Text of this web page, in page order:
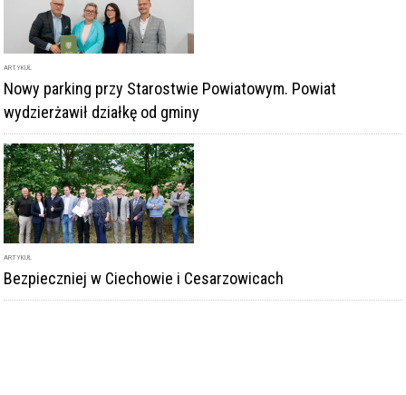
ARTYKUŁ
Nowy parking przy Starostwie Powiatowym. Powiat
wydzierżawił działkę od gminy
ARTYKUŁ
Bezpieczniej w Ciechowie i Cesarzowicach